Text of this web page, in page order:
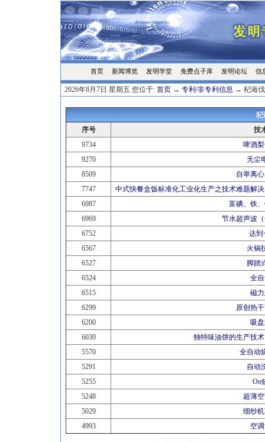
首页 新闻博览 发明学堂 免费点子库 发明论坛 信
2026年8月7日 星期五 您位于: 首页 → 专利/非专利信息 → 杞诲
杞
序号
技
9734
啤酒
9270
无尘
8509
自举离
7747
中式快餐盒饭标准化工业化生产之技术难题解
6987
富碘、铁
6969
节水超声波
6752
达到
6567
火锅
6527
脚踏
6524
全
6515
磁
6299
原创热
6200
吸
6030
独特味油饼的生产技
5570
全自动
5291
自动
5255
Oo
5248
超薄
5029
细纱
4993
空